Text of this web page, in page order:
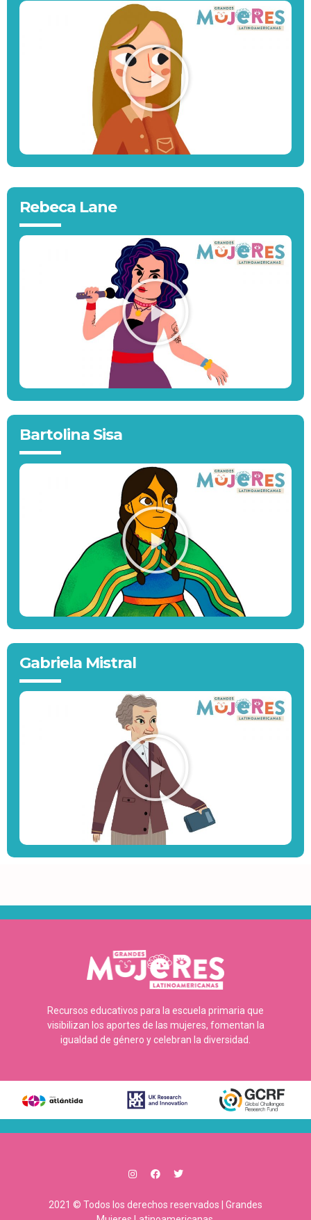
Rebeca Lane
Bartolina Sisa
Gabriela Mistral
Recursos educativos para la escuela primaria que
visibilizan los aportes de las mujeres, fomentan la
igualdad de género y celebran la diversidad.
2021 © Todos los derechos reservados | Grandes